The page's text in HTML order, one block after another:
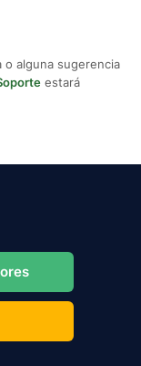
o alguna sugerencia
estará